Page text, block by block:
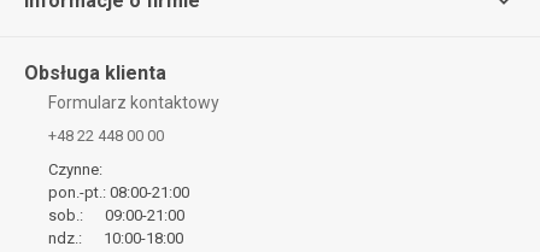
Obsługa klienta
Formularz kontaktowy
+48 22 448 00 00
Czynne:
pon.-pt.: 08:00-21:00
sob.: 09:00-21:00
ndz.: 10:00-18:00